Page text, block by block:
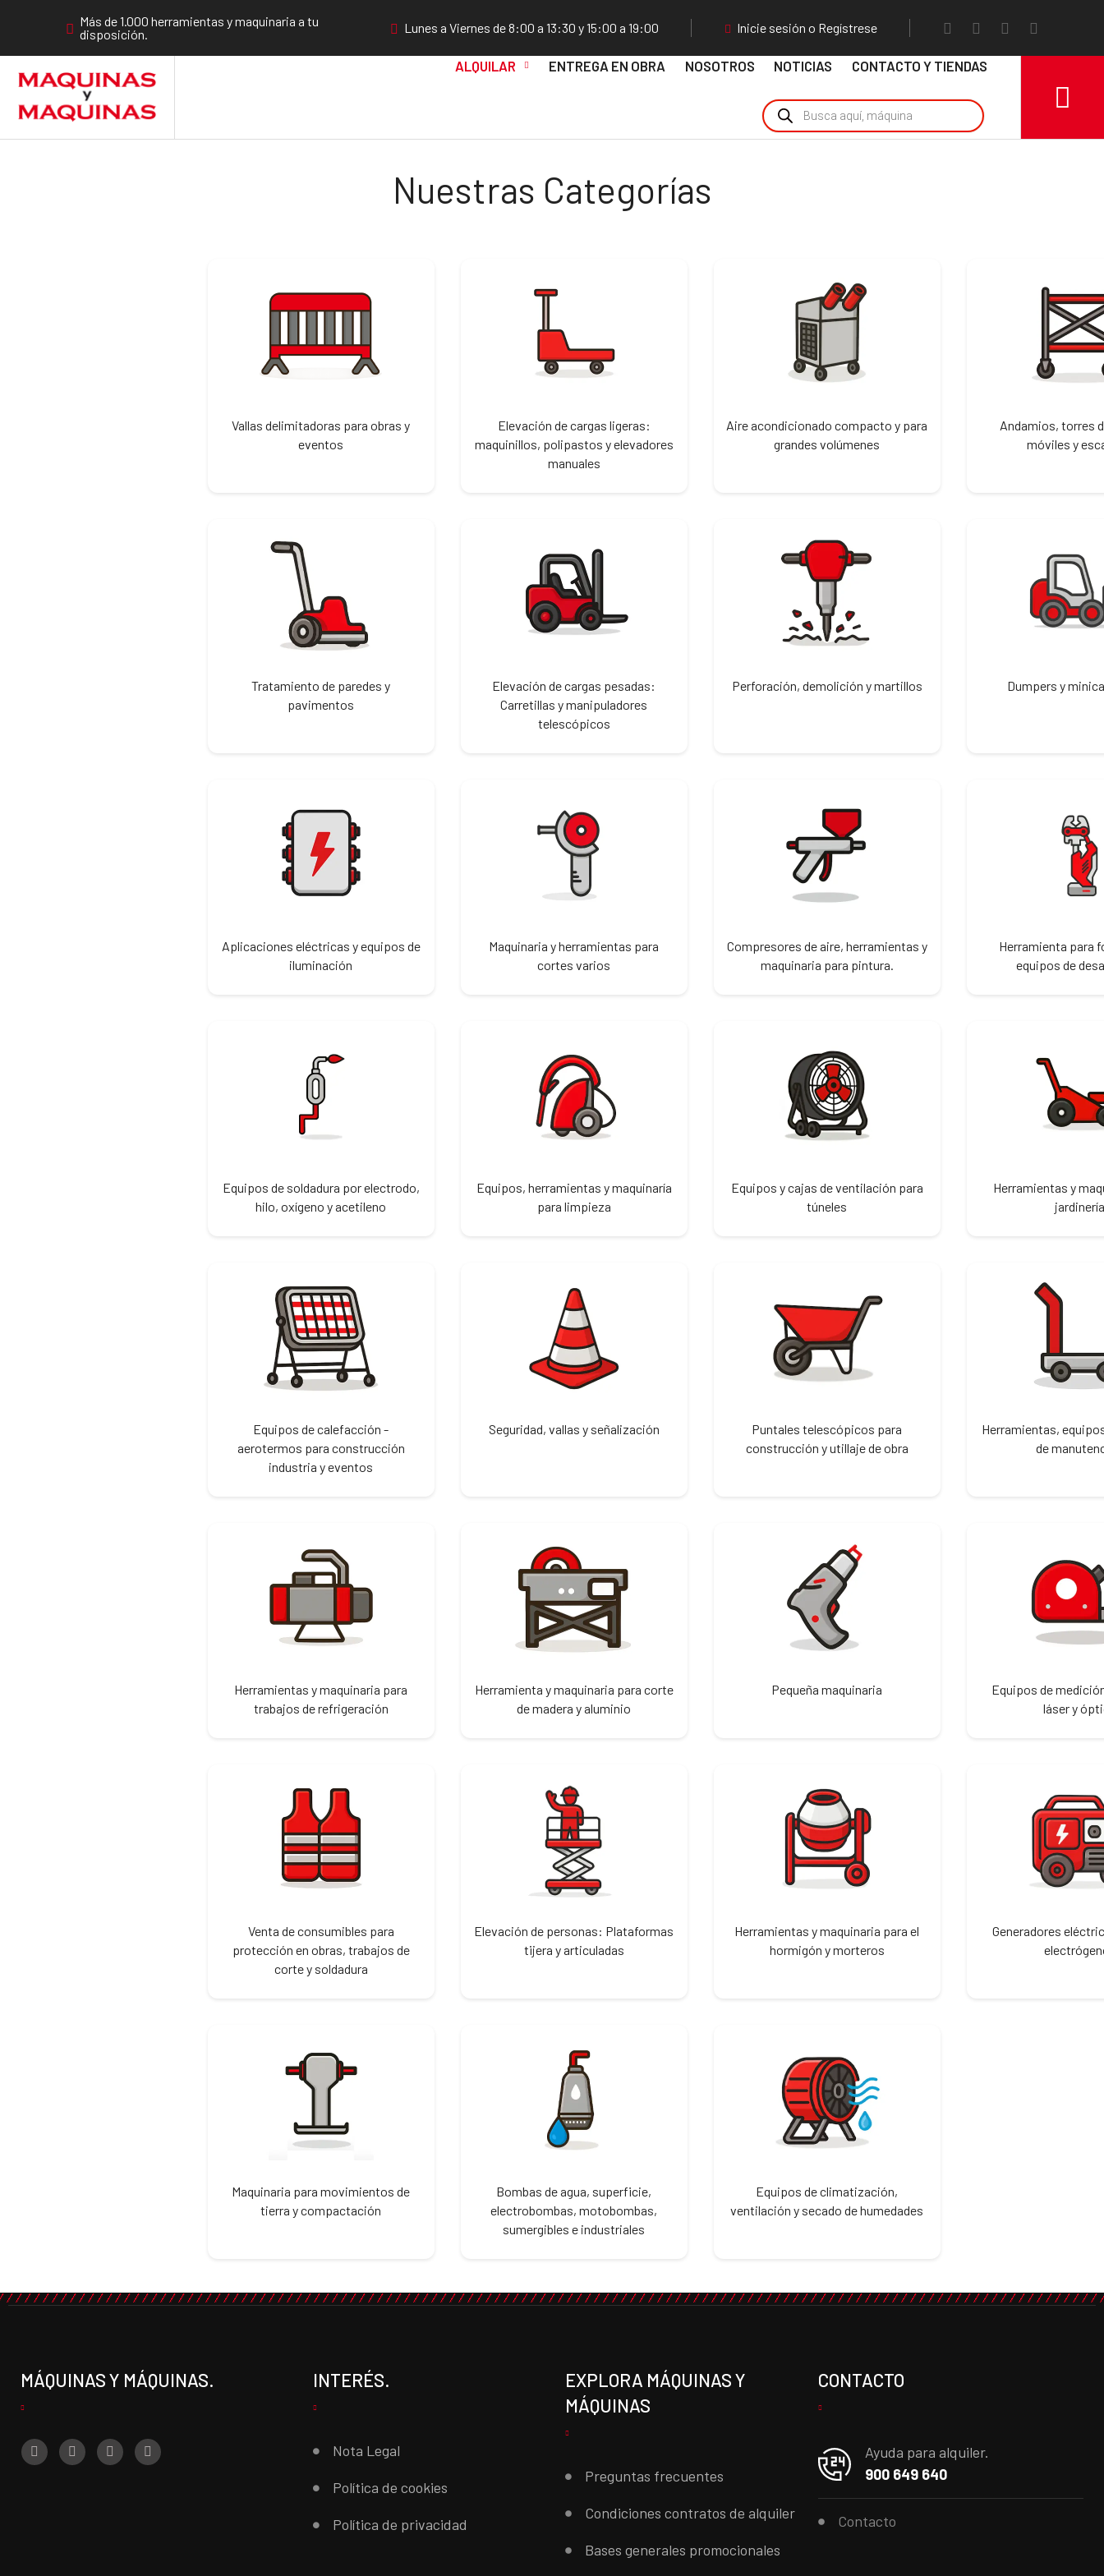
Más de 1.000 herramientas y maquinaria a tu
disposición.
Lunes a Viernes de 8:00 a 13:30 y 15:00 a 19:00 Inicie sesión o Regístrese
ALQUILAR ENTREGA EN OBRA NOSOTROS NOTICIAS CONTACTO Y TIENDAS
Nuestras Categorías
Vallas delimitadoras para obras y
eventos
Elevación de cargas ligeras:
maquinillos, polipastos y elevadores
manuales
Aire acondicionado compacto y para
grandes volúmenes
Andamios, torres
móviles y
Tratamiento de paredes y
pavimentos
Elevación de cargas pesadas:
Carretillas y manipuladores
telescópicos
Perforación, demolición y martillos Dumpers y
Aplicaciones eléctricas y equipos de
iluminación
Maquinaria y herramientas para
cortes varios
Compresores de aire, herramientas y
maquinaria para pintura.
Herramienta para
equipos de
Equipos de soldadura por electrodo,
hilo, oxígeno y acetileno
Equipos, herramientas y maquinaría
para limpieza
Equipos y cajas de ventilación para
túneles
Herramientas y
Equipos de calefacción -
aerotermos para construcción
industria y eventos
Seguridad, vallas y señalización
Puntales telescópicos para
construcción y utillaje de obra
Herramientas,
de
Herramientas y maquinaria para
trabajos de refrigeración
Herramienta y maquinaria para corte
de madera y aluminio
Pequeña maquinaria
Equipos de
láser y
Venta de consumibles para
protección en obras, trabajos de
corte y soldadura
Elevación de personas: Plataformas
tijera y articuladas
Herramientas y maquinaria para el
hormigón y morteros
Generadores
Maquinaria para movimientos de
tierra y compactación
Bombas de agua, superficie,
electrobombas, motobombas,
sumergibles e industriales
Equipos de climatización,
ventilación y secado de humedades
MÁQUINAS Y MÁQUINAS. INTERÉS.
Nota Legal
Política de cookies
Política de privacidad
EXPLORA MÁQUINAS Y
MÁQUINAS
Preguntas frecuentes
Condiciones contratos de alquiler
Bases generales promocionales
CONTACTO
Ayuda para alquiler.
900 649 640
Contacto